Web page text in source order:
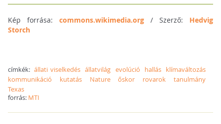
Kép forrása: commons.wikimedia.org/ Szerző: Hedvig
Storch
címkék:állati viselkedés állatvilág evolúció hallás klímaváltozás
kommunikáció
kutatás Nature őskor rovarok
tanulmány
Texas
forrás: MTI